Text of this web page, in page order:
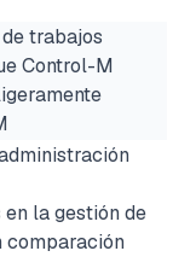
trabajos
Control-M
la gestión de
comparación